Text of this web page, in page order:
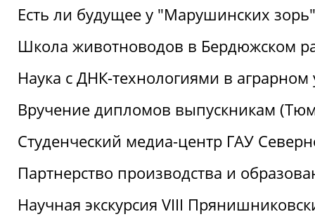
Есть ли будущее у "Марушинских
Школа животноводов в Бердюжском
Наука с ДНК-технологиями в аграрном
Вручение дипломов выпускникам
Студенческий медиа-центр ГАУ
Партнерство производства и
Научная экскурсия VIII